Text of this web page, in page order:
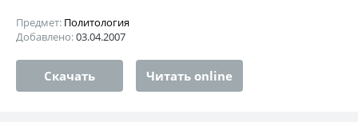
Предмет: Политология
Добавлено:03.04.2007
Скачать Читать online